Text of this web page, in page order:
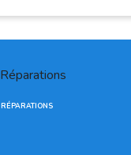
RÉPARATIONS